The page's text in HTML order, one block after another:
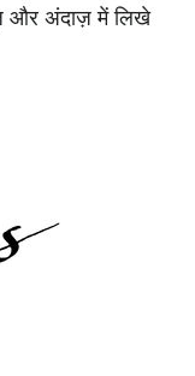
और अंदाज़ में लिखे